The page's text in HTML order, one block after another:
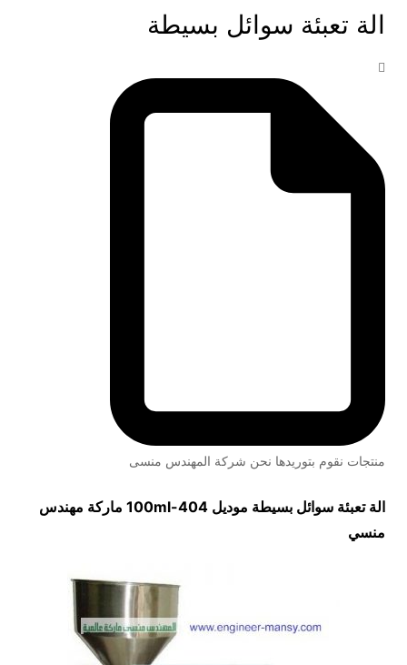
الة تعبئة سوائل بسيطة
منتجات نقوم بتوريدها نحن شركة المهندس منسى
الة تعبئة سوائل بسيطة موديل
ماركة مهندس
منسي